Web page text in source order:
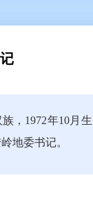
，1972年10月
地委书记。